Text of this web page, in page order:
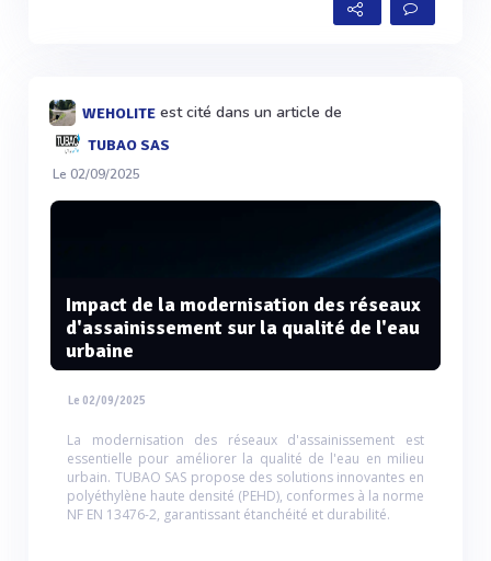
WEHOLITE est cité dans un article de
TUBAO SAS
Le 02/09/2025
Impact de la modernisation des réseaux
d'assainissement sur la qualité de l'eau
urbaine
Le 02/09/2025
La modernisation des réseaux d'assainissement est
essentielle pour améliorer la qualité de l'eau en milieu
urbain. TUBAO SAS propose des solutions innovantes en
polyéthylène haute densité (PEHD), conformes à la norme
NF EN 13476-2, garantissant étanchéité et durabilité.